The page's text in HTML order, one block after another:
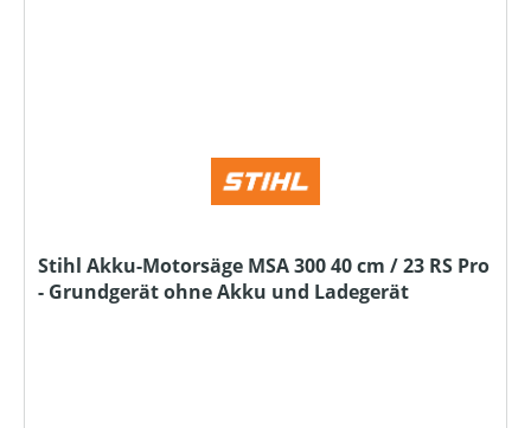
Stihl Akku-Motorsäge MSA 300 40 cm / 23 RS Pro
- Grundgerät ohne Akku und Ladegerät